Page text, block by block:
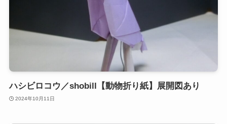
ハシビロコウ／shobill【動物折り紙】展開図あり
2024年10月11日